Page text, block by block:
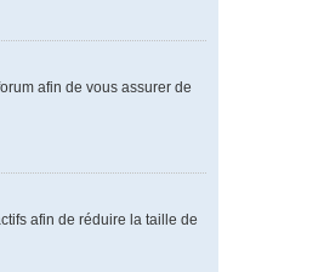
afin de vous assurer de
afin de réduire la taille de